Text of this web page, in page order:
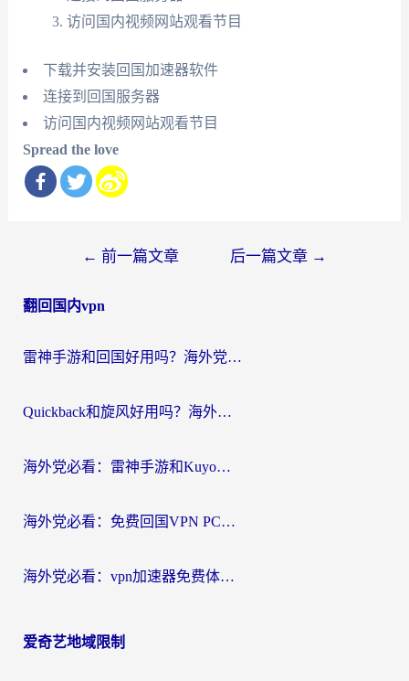
访问国内视频网站观看节目
下载并安装回国加速器软件
连接到回国服务器
访问国内视频网站观看节目
Spread the love
导
← 前一篇文章 后一篇文章 →
翻回国内vpn
雷神手游和回国好用吗？海外党亲测：选对加速器才能无缝刷剧打游戏
Quickback和旋风好用吗？海外华人亲测：选对回国加速器才能无缝看央视5
海外党必看：雷神手游和Kuyo好用吗？3款回国加速器实测+避坑指南
海外党必看：免费回国VPN PC真的能用？附国内高速VPN选择全攻略
海外党必看：vpn加速器免费体验？选对回国加速器才能无缝刷国内剧玩国服
爱奇艺地域限制